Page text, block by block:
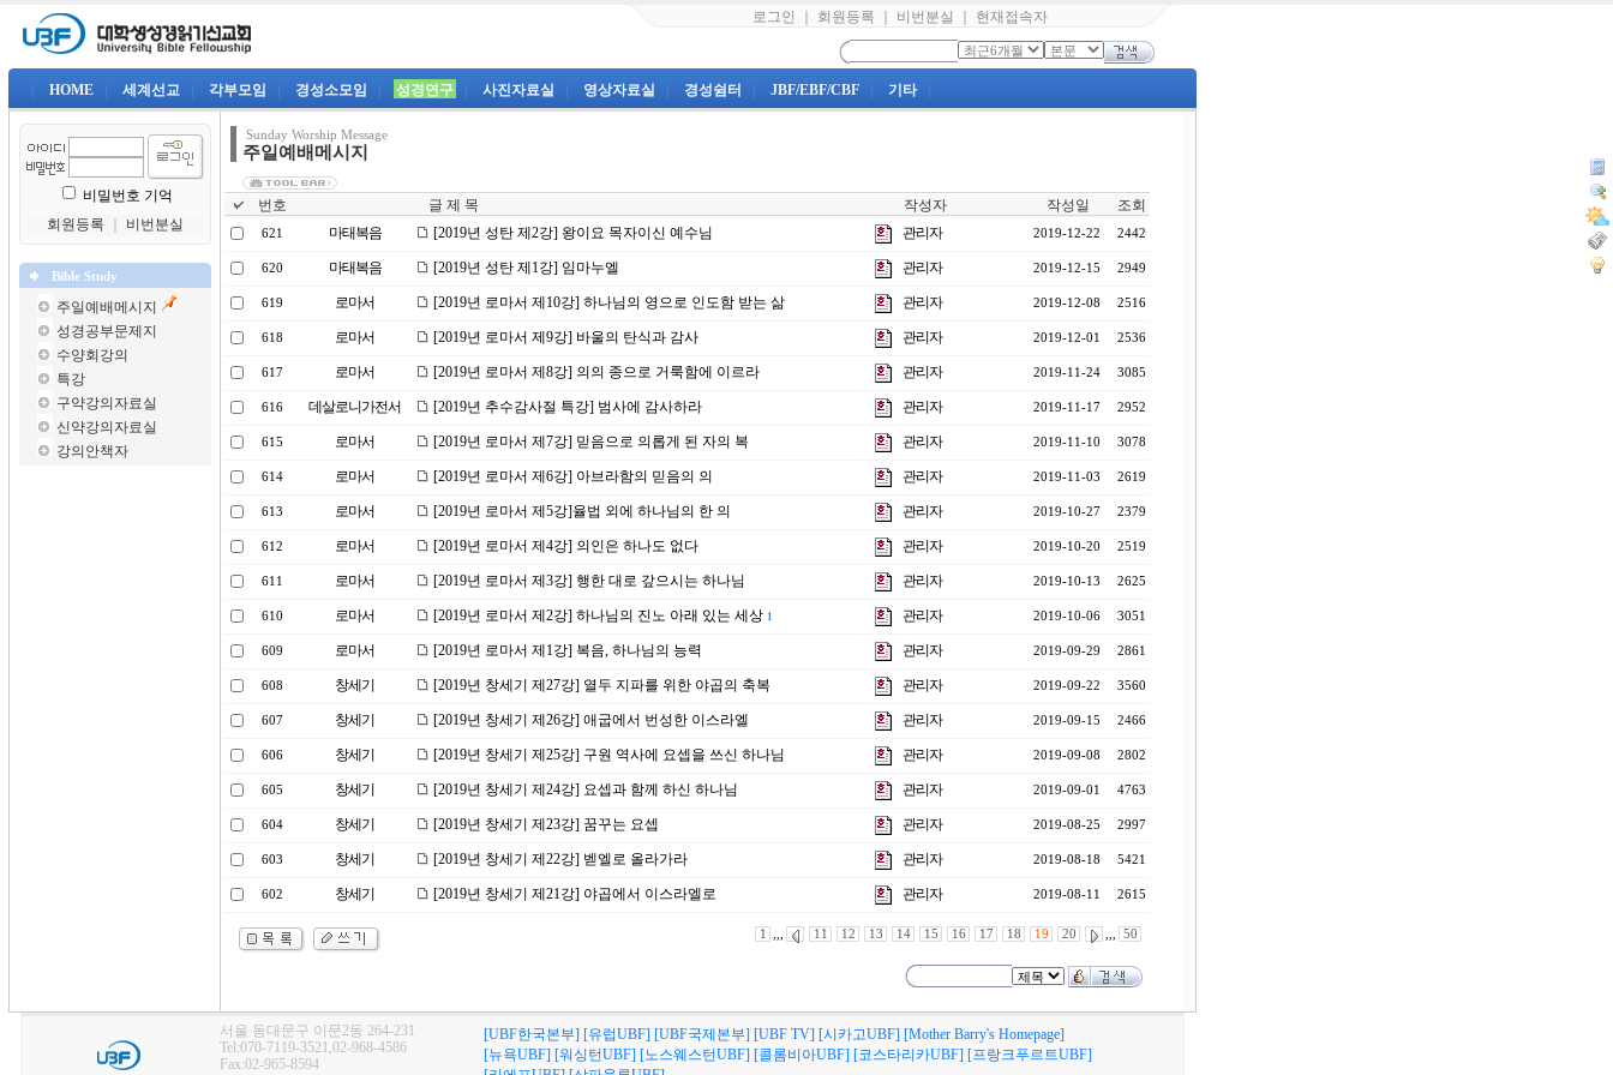
로그인 회원등록 비번분실 현재접속자
HOME 세계선교 각부모임 경성소모임 성경연구 사진자료실 영상자료실 경성쉼터 JBF/EBF/CBF 기타
비밀번호 기억
회원등록
비번분실
Bible Study
주일예배메시지
성경공부문제지
수양회강의
특강
구약강의자료실
신약강의자료실
강의안책자
Sunday Worship Message
주일예배메시지
번호 글 제 목 작성자 작성일 조회
621 마태복음 [2019년 성탄 제2강] 왕이요 목자이신 예수님 관리자 2019-12-22 2442
620 마태복음 [2019년 성탄 제1강] 임마누엘 관리자 2019-12-15 2949
619 로마서 [2019년 로마서 제10강] 하나님의 영으로 인도함 받는 삶 관리자 2019-12-08 2516
618 로마서 [2019년 로마서 제9강] 바울의 탄식과 감사 관리자 2019-12-01 2536
617 로마서 [2019년 로마서 제8강] 의의 종으로 거룩함에 이르라 관리자 2019-11-24 3085
616 데살로니가전서 [2019년 추수감사절 특강] 범사에 감사하라 관리자 2019-11-17 2952
615 로마서 [2019년 로마서 제7강] 믿음으로 의롭게 된 자의 복 관리자 2019-11-10 3078
614 로마서 [2019년 로마서 제6강] 아브라함의 믿음의 의 관리자 2019-11-03 2619
613 로마서 [2019년 로마서 제5강]율법 외에 하나님의 한 의 관리자 2019-10-27 2379
612 로마서 [2019년 로마서 제4강] 의인은 하나도 없다 관리자 2019-10-20 2519
611 로마서 [2019년 로마서 제3강] 행한 대로 갚으시는 하나님 관리자 2019-10-13 2625
610 로마서 [2019년 로마서 제2강] 하나님의 진노 아래 있는 세상 1 관리자 2019-10-06 3051
609 로마서 [2019년 로마서 제1강] 복음, 하나님의 능력 관리자 2019-09-29 2861
608 창세기 [2019년 창세기 제27강] 열두 지파를 위한 야곱의 축복 관리자 2019-09-22 3560
607 창세기 [2019년 창세기 제26강] 애굽에서 번성한 이스라엘 관리자 2019-09-15 2466
606 창세기 [2019년 창세기 제25강] 구원 역사에 요셉을 쓰신 하나님 관리자 2019-09-08 2802
605 창세기 [2019년 창세기 제24강] 요셉과 함께 하신 하나님 관리자 2019-09-01 4763
604 창세기 [2019년 창세기 제23강] 꿈꾸는 요셉 관리자 2019-08-25 2997
603 창세기 [2019년 창세기 제22강] 벧엘로 올라가라 관리자 2019-08-18 5421
602 창세기 [2019년 창세기 제21강] 야곱에서 이스라엘로 관리자 2019-08-11 2615
1 ,,, 11 12 13 14 15 16 17 18 19 20 ,,, 50
서울 동대문구 이문2동 264-231
Tel:070-7119-3521,02-968-4586
Fax:02-965-8594
[UBF한국본부] [유럽UBF] [UBF국제본부] [UBF TV] [시카고UBF] [Mother Barry's Homepage]
[뉴욕UBF] [워싱턴UBF] [노스웨스턴UBF] [콜롬비아UBF] [코스타리카UBF] [프랑크푸르트UBF]